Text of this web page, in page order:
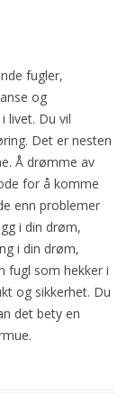
fugler,
og
livet. Du vil
Det er nesten
Å drømme av
for å komme
enn problemer
i din drøm,
i din drøm,
fugl som hekker i
og sikkerhet. Du
det bety en